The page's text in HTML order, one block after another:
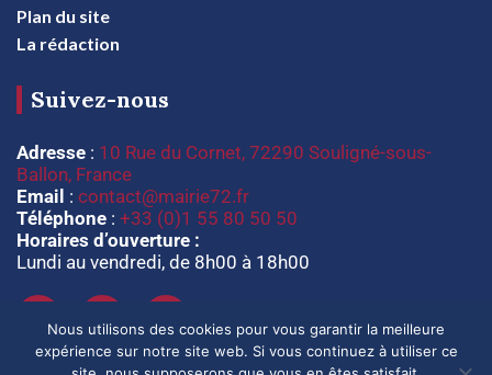
Plan du site
La rédaction
Suivez-nous
Adresse : 10 Rue du Cornet, 72290 Souligné-sous-
Ballon, France
Email : contact@mairie72.fr
Téléphone : +33 (0)1 55 80 50 50
Horaires d’ouverture :
Lundi au vendredi, de 8h00 à 18h00
Nous utilisons des cookies pour vous garantir la meilleure
expérience sur notre site web. Si vous continuez à utiliser ce